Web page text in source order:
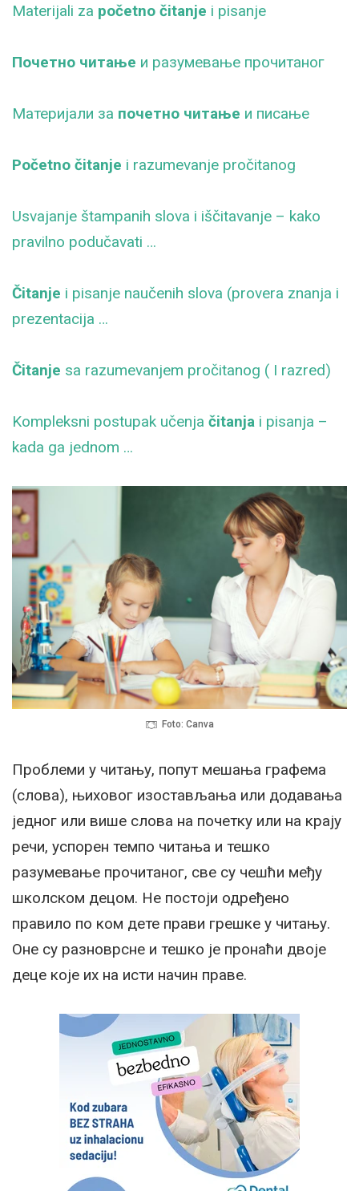
Materijali za početno čitanje i pisanje
Почетно читање и разумевање прочитаног
Maтеријали за почетно читање и писање
Početno čitanje i razumevanje pročitanog
Usvajanje štampanih slova i iščitavanje – kako
pravilno podučavati …
Čitanje i pisanje naučenih slova (provera znanja i
prezentacija …
Čitanje sa razumevanjem pročitanog ( I razred)
Kompleksni postupak učenja čitanja i pisanja –
kada ga jednom …
Foto: Canva
Проблеми у читању, попут мешања графема
(слова), њиховог изостављања или додавања
једног или више слова на почетку или на крају
речи, успорен темпо читања и тешко
разумевање прочитаног, све су чешћи међу
школском децом. Не постоји одређено
правило по ком дете прави грешке у читању.
Оне су разноврсне и тешко је пронаћи двоје
деце које их на исти начин праве.